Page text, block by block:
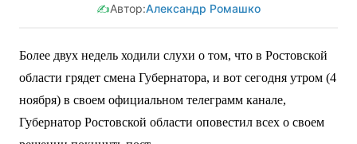
✍️Автор:Александр Ромашко
Более двух недель ходили слухи о том, что в Ростовской
области грядет смена Губернатора, и вот сегодня утром (4
ноября) в своем официальном телеграмм канале,
Губернатор Ростовской области оповестил всех о своем